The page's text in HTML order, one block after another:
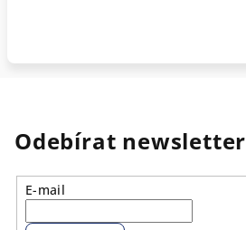
Odebírat newsletter
E-mail